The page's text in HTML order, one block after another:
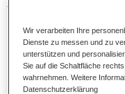
fein eignet sich für die
Produktmerkmale
Einfach und schnell
Bietet eine hohe
Wir verarbeiten Ihre
Dienste zu messen und zu
unterstützen und
Sie auf die Schaltfläche
wahrnehmen. Weitere
Datenschutzerklärung